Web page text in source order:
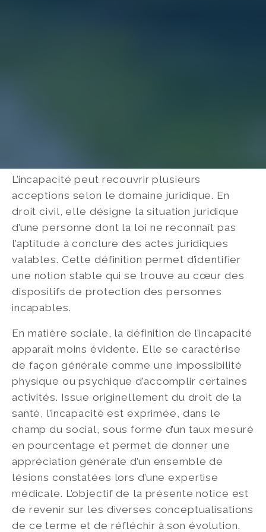
L’incapacité peut recouvrir plusieurs
acceptions selon le domaine juridique. En
droit civil, elle désigne la situation juridique
d’une personne dont la loi ne reconnaît pas
l’aptitude à conclure des actes juridiques
valables. Cette définition permet d’identifier
une notion stable qui se trouve au cœur des
dispositifs de protection des personnes
incapables.
En matière sociale, la définition de l’incapacité
apparaît moins évidente. Elle se caractérise
de façon générale comme une impossibilité
physique ou psychique d’accomplir certaines
activités. Issue originellement du droit de la
santé, l’incapacité est exprimée, dans le
champ du social, sous forme d’un taux mesuré
en pourcentage et permet de donner une
appréciation générale d’un ensemble de
lésions constatées lors d’une expertise
médicale. L’objectif de la présente notice est
de revenir sur les diverses conceptualisations
de ce terme et de réfléchir à son évolution.